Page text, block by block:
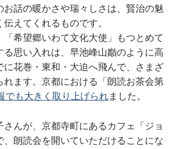
お話の暖かさや瑞々しさは、賢治の魅
えてくれるものです。
希望郷いわて文化大使」もつとめて
る思い入れは、早池峰山巓のように高
に花巻・東和・大迫へ飛んで、さまざ
れます。京都における「朗読お茶会第
でも大きく取り上げられました。
んが、京都寺町にあるカフェ「ジョ
、朗読会を開いていただけることにな